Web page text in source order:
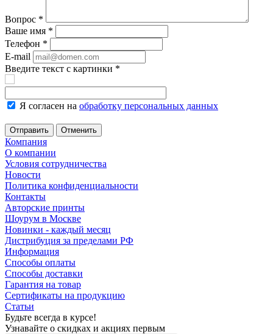
Вопрос *
Ваше имя *
Телефон *
E-mail
Введите текст с картинки *
Я согласен на обработку персональных данных
Отменить
Компания
О компании
Условия сотрудничества
Новости
Политика конфиденциальности
Контакты
Авторские принты
Шоурум в Москве
Новинки - каждый месяц
Дистрибуция за пределами РФ
Информация
Способы оплаты
Способы доставки
Гарантия на товар
Сертификаты на продукцию
Статьи
Будьте всегда в курсе!
Узнавайте о скидках и акциях первым